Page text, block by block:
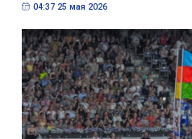
04:37 25 мая 2026